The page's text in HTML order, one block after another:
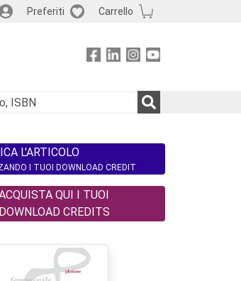
Preferiti Carrello
L'ARTICOLO
I TUOI DOWNLOAD CREDIT
QUI I TUOI
DOWNLOAD CREDITS